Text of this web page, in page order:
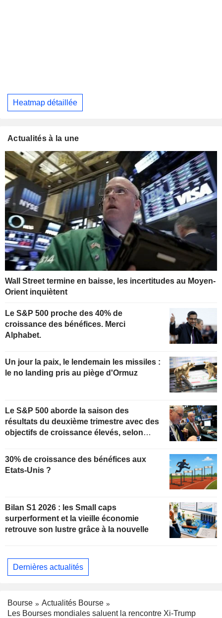
Heatmap détaillée
Actualités à la une
Wall Street termine en baisse, les incertitudes au Moyen-
Orient inquiètent
Le S&P 500 proche des 40% de
croissance des bénéfices. Merci
Alphabet.
Un jour la paix, le lendemain les missiles :
le no landing pris au piège d'Ormuz
Le S&P 500 aborde la saison des
résultats du deuxième trimestre avec des
objectifs de croissance élevés, selon
30% de croissance des bénéfices aux
Etats-Unis ?
Bilan S1 2026 : les Small caps
surperforment et la vieille économie
retrouve son lustre grâce à la nouvelle
Dernières actualités
Bourse
Actualités Bourse
Les Bourses mondiales saluent la rencontre Xi-Trump